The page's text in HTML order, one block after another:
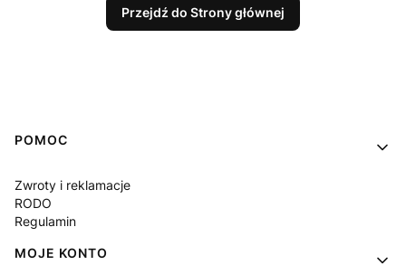
Przejdź do Strony głównej
Linki w stopce
POMOC
Zwroty i reklamacje
RODO
Regulamin
MOJE KONTO